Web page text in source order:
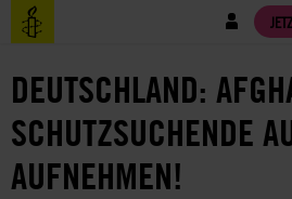
Direkt
zum
Benutzermenü
DEUTSCHLAND:
SCHUTZSUCHENDE
AUFNEHMEN!